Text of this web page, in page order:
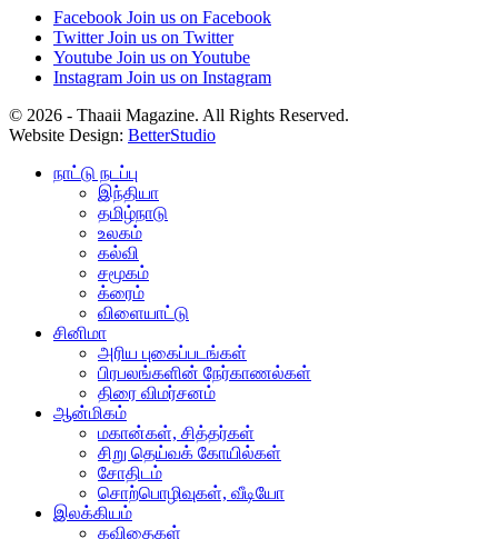
Facebook Join us on Facebook
Twitter Join us on Twitter
Youtube Join us on Youtube
Instagram Join us on Instagram
© 2026 - Thaaii Magazine. All Rights Reserved.
Website Design: BetterStudio
நாட்டு நடப்பு
இந்தியா
தமிழ்நாடு
உலகம்
கல்வி
சமூகம்
க்ரைம்
விளையாட்டு
சினிமா
அரிய புகைப்படங்கள்
பிரபலங்களின் நேர்காணல்கள்
திரை விமர்சனம்
ஆன்மிகம்
மகான்கள், சித்தர்கள்
சிறு தெய்வக் கோயில்கள்
சோதிடம்
சொற்பொழிவுகள், வீடியோ
இலக்கியம்
கவிதைகள்